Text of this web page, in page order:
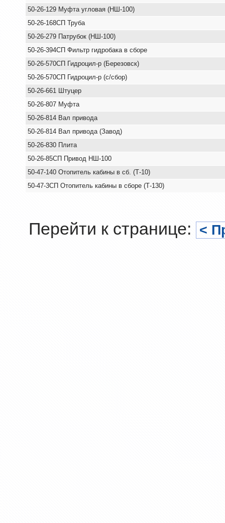
50-26-129 Муфта угловая (НШ-100)
50-26-168СП Труба
50-26-279 Патрубок (НШ-100)
50-26-394СП Фильтр гидробака в сборе
50-26-570СП Гидроцил-р (Березовск)
50-26-570СП Гидроцил-р (с/сбор)
50-26-661 Штуцер
50-26-807 Муфта
50-26-814 Вал привода
50-26-814 Вал привода (Завод)
50-26-830 Плита
50-26-85СП Привод НШ-100
50-47-140 Отопитель кабины в сб. (Т-10)
50-47-3СП Отопитель кабины в сборе (Т-130)
Перейти к странице: <